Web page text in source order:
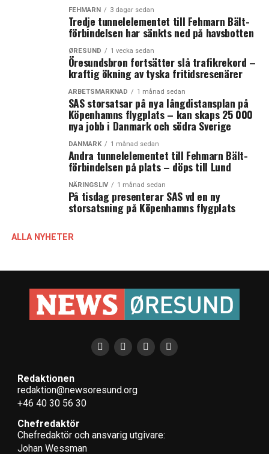
FEHMARN 3 dagar sedan
Tredje tunnelelementet till Fehmarn Bält-
förbindelsen har sänkts ned på havsbotten
ØRESUND 1 vecka sedan
Öresundsbron fortsätter slå trafikrekord –
kraftig ökning av tyska fritidsresenärer
ARBETSMARKNAD 1 månad sedan
SAS storsatsar på nya långdistansplan på
Köpenhamns flygplats – kan skaps 25 000
nya jobb i Danmark och södra Sverige
DANMARK 1 månad sedan
Andra tunnelelementet till Fehmarn Bält-
förbindelsen på plats – döps till Lund
NÄRINGSLIV 1 månad sedan
På tisdag presenterar SAS vd en ny
storsatsning på Köpenhamns flygplats
ALLA NYHETER
Redaktionen
redaktion@newsoresund.org
+46 40 30 56 30
Chefredaktör
Chefredaktör och ansvarig utgivare:
Johan Wessman